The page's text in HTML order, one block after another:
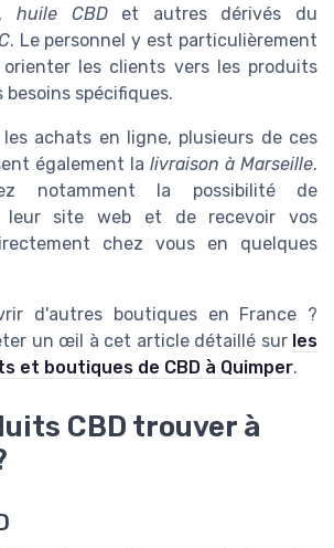
huile CBDet autres dérivés du
. Le personnel y est particulièrement
les clients vers les produits
spécifiques.
achats en ligne, plusieurs de ces
également la livraison à Marseille.
notamment la possibilité de
leur site web et de recevoir vos
chez vous en quelques
d'autres boutiques en France ?
un œil à cet article détaillé sur les
et boutiques de CBD à Quimper.
CBD trouver à